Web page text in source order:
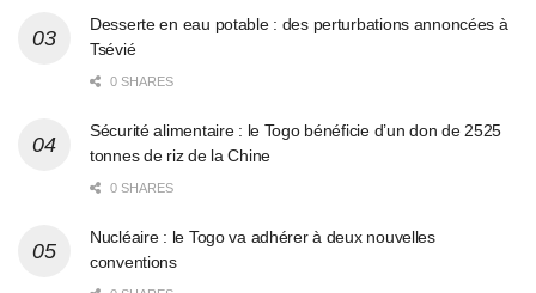
Desserte en eau potable : des perturbations annoncées à
Tsévié
0 SHARES
Sécurité alimentaire : le Togo bénéficie d’un don de 2525
tonnes de riz de la Chine
0 SHARES
Nucléaire : le Togo va adhérer à deux nouvelles
conventions